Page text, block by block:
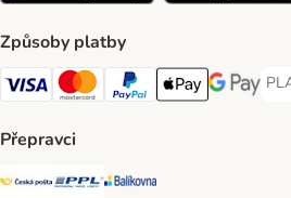
Způsoby platby
Visa Payment Method
Mastercard Payment Method
PayPal Payment Method
Apple pay Payment
GooglePay
Přepravci
Česká pošta Shipping Method
PPL Shipping Method
Balíkovna Shipping